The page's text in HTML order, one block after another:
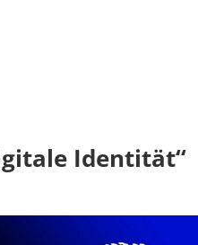
Identität“